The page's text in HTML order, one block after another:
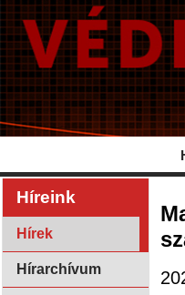
Híreink
Hírek
Hírarchívum